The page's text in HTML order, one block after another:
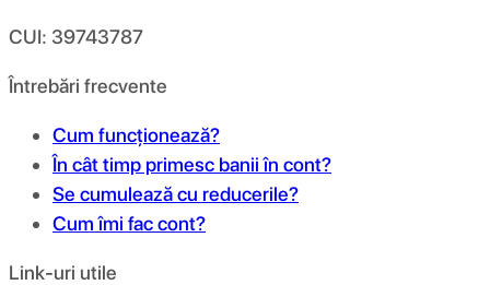
CUI: 39743787
Întrebări frecvente
Cum funcționează?
În cât timp primesc banii în cont?
Se cumulează cu reducerile?
Cum îmi fac cont?
Link-uri utile